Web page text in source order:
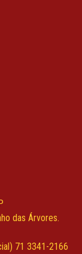
das Árvores.
71 3341-2166